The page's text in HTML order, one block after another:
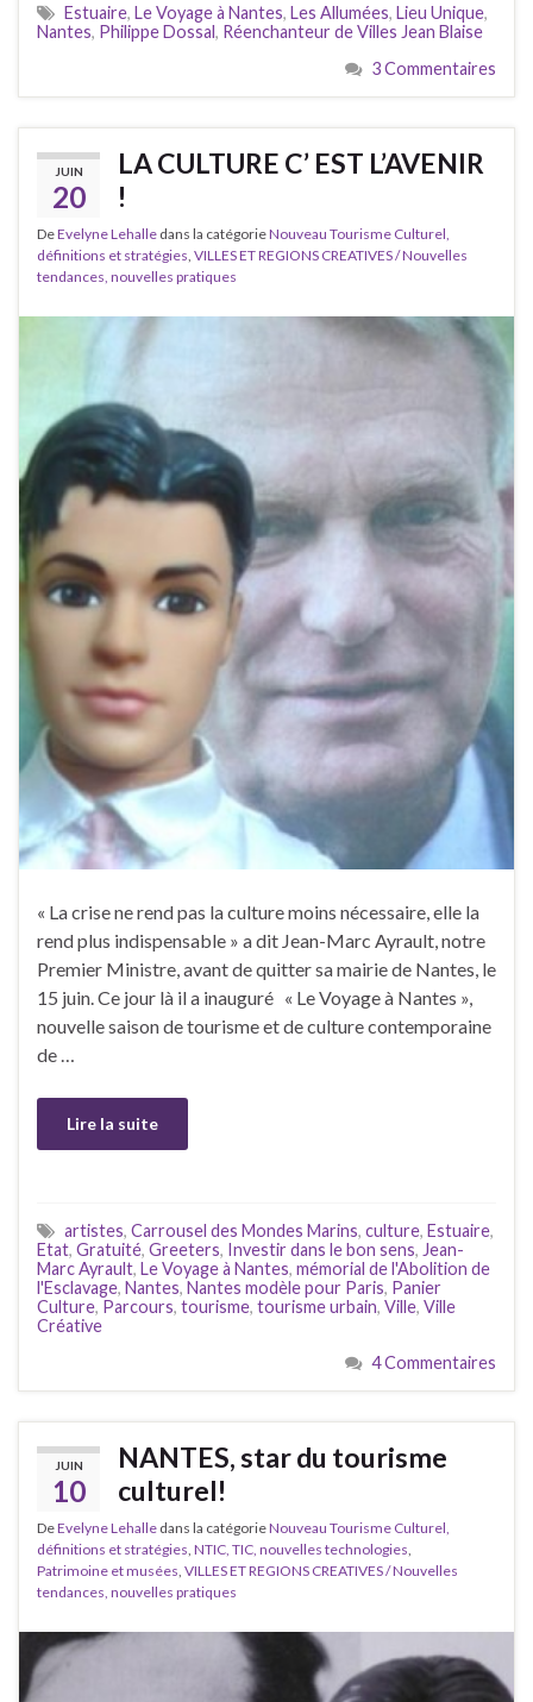
Estuaire, Le Voyage à Nantes, Les Allumées, Lieu Unique,
Nantes, Philippe Dossal, Réenchanteur de Villes Jean Blaise
3 Commentaires
JUIN
20
LA CULTURE C’ EST L’AVENIR
!
DeEvelyne Lehalle dans la catégorieNouveau Tourisme Culturel,
définitions et stratégies VILLES ET REGIONS CREATIVES / Nouvelles
tendances, nouvelles pratiques
« La crise ne rend pas la culture moins nécessaire, elle la
rend plus indispensable » a dit Jean-Marc Ayrault, notre
Premier Ministre, avant de quitter sa mairie de Nantes, le
15 juin. Ce jour là il a inauguré « Le Voyage à Nantes »,
nouvelle saison de tourisme et de culture contemporaine
de …
Lire la suite
artistes, Carrousel des Mondes Marins, culture, Estuaire,
Etat, Gratuité, Greeters, Investir dans le bon sens, Jean-
Marc Ayrault, Le Voyage à Nantes, mémorial de l'Abolition de
l'Esclavage, Nantes, Nantes modèle pour Paris, Panier
Culture, Parcours, tourisme, tourisme urbain, Ville, Ville
Créative
4 Commentaires
JUIN
10
NANTES, star du tourisme
culturel!
DeEvelyne Lehalle dans la catégorieNouveau Tourisme Culturel,
définitions et stratégies, NTIC, TIC, nouvelles technologies,
Patrimoine et musées, VILLES ET REGIONS CREATIVES / Nouvelles
tendances, nouvelles pratiques